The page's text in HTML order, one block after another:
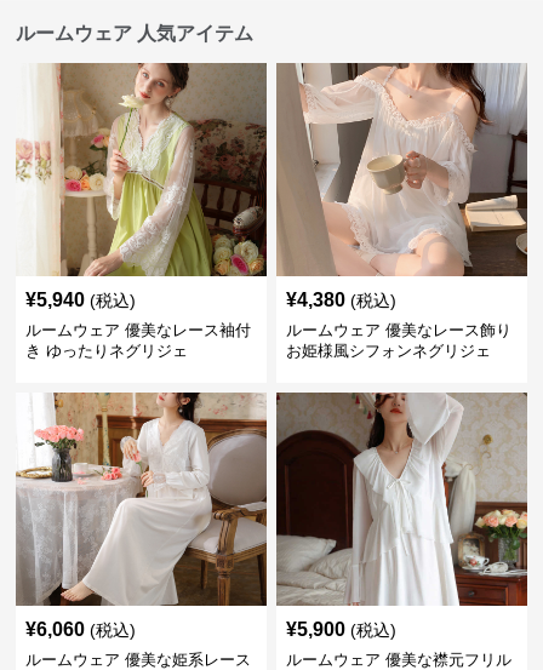
ルームウェア 人気アイテム
¥5,940 (税込)
ルームウェア 優美なレース袖付
き ゆったりネグリジェ
¥4,380 (税込)
ルームウェア 優美なレース飾り
お姫様風シフォンネグリジェ
¥6,060 (税込)
ルームウェア 優美な姫系レース
¥5,900 (税込)
ルームウェア 優美な襟元フリル